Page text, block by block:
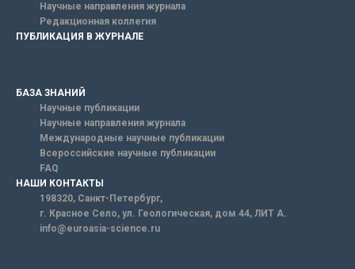
Научные направления журнала
Редакционная коллегия
ПУБЛИКАЦИЯ В ЖУРНАЛЕ
БАЗА ЗНАНИЙ
Научные публикации
Научные направления журнала
Международные научные публикации
Всероссийские научные публикации
FAQ
НАШИ КОНТАКТЫ
198320, Санкт-Петербург,
г. Красное Село, ул. Геологическая, дом 44, ЛИТ А.
info@euroasia-science.ru